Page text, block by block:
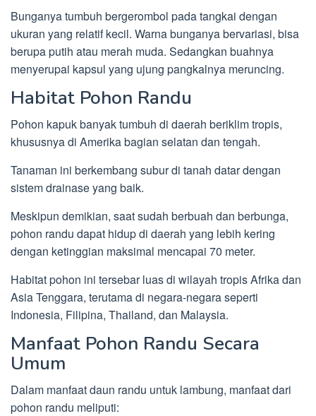
Bunganya tumbuh bergerombol pada tangkai dengan
ukuran yang relatif kecil. Warna bunganya bervariasi, bisa
berupa putih atau merah muda. Sedangkan buahnya
menyerupai kapsul yang ujung pangkalnya meruncing.
Habitat Pohon Randu
Pohon kapuk banyak tumbuh di daerah beriklim tropis,
khususnya di Amerika bagian selatan dan tengah.
Tanaman ini berkembang subur di tanah datar dengan
sistem drainase yang baik.
Meskipun demikian, saat sudah berbuah dan berbunga,
pohon randu dapat hidup di daerah yang lebih kering
dengan ketinggian maksimal mencapai 70 meter.
Habitat pohon ini tersebar luas di wilayah tropis Afrika dan
Asia Tenggara, terutama di negara-negara seperti
Indonesia, Filipina, Thailand, dan Malaysia.
Manfaat Pohon Randu Secara
Umum
Dalam manfaat daun randu untuk lambung, manfaat dari
pohon randu meliputi: